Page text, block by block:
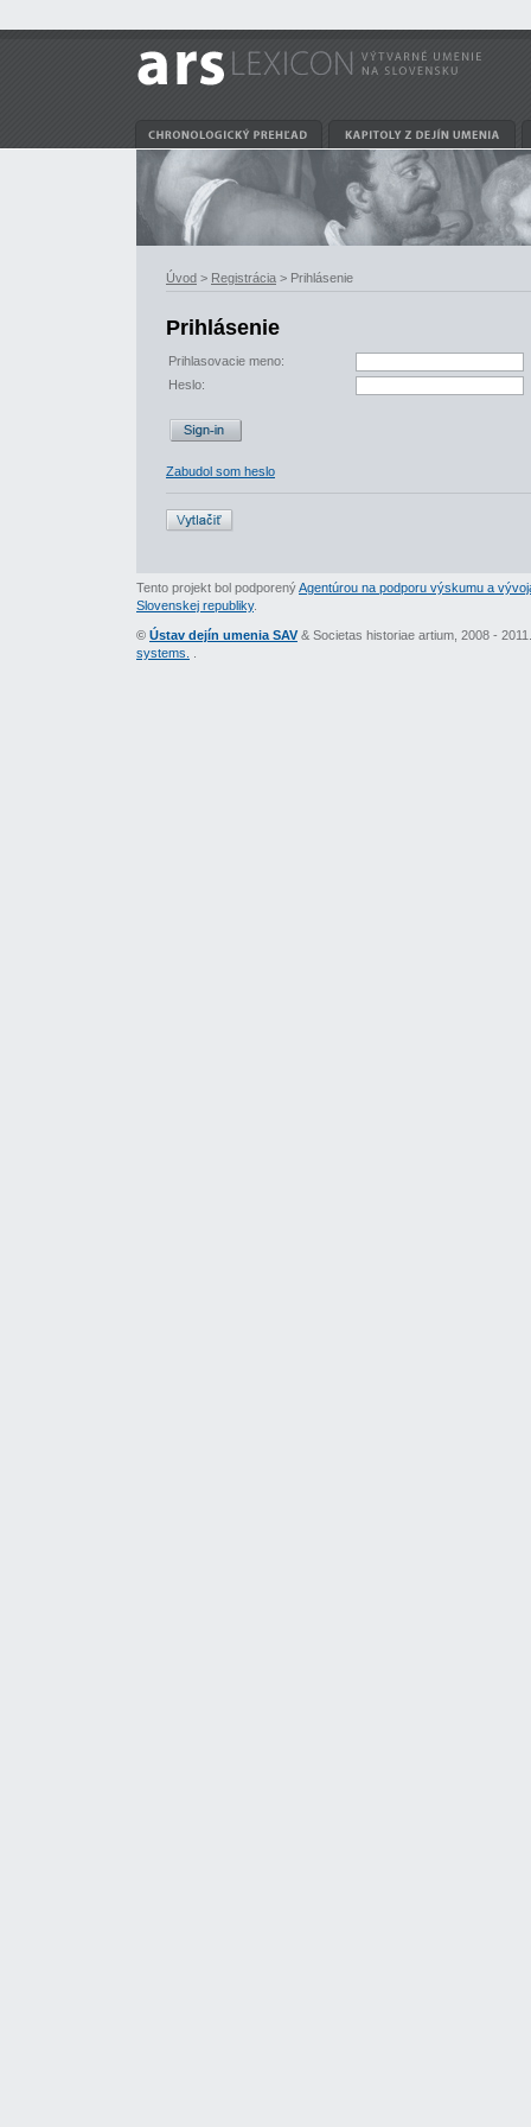
Úvod > Registrácia > Prihlásenie
Prihlásenie
Prihlasovacie meno:
Heslo:
Zabudol som heslo
Tento projekt bol podporenýAgentúrou na podporu výskumu a
Slovenskej republiky.
© Ústav dejín umenia SAV & Societas historiae artium, 2008 -
systems.